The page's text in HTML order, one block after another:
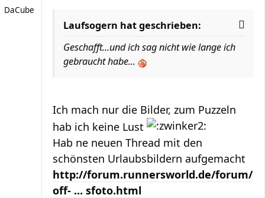
DaCube
Laufsogern hat geschrieben:
Geschafft...und ich sag nicht wie lange ich
gebraucht habe...
Ich mach nur die Bilder, zum Puzzeln
hab ich keine Lust
Hab ne neuen Thread mit den
schönsten Urlaubsbildern aufgemacht
http://forum.runnersworld.de/forum/
off- ... sfoto.html